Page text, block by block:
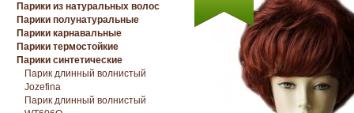
Парики из натуральных волос
Парики полунатуральные
Парики карнавальные
Парики термостойкие
Парики синтетические
Парик длинный волнистый
Jozefina
Парик длинный волнистый